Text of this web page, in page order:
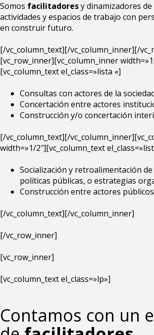
Somos facilitadoresy dinamizadores
actividades y espacios de trabajo con
en construir futuro.
[/vc_column_text][/vc_column_inner][/
[vc_row_inner][vc_column_inner
[vc_column_text el_class=»lista «]
Consultas con actores de la
Concertación entre actores
Construcción y/o concertación
[/vc_column_text][/
width=»1/2″][vc_column_text
Socialización y retroalimentación
políticas públicas, o estrategias
Construcción entre actores
[/vc_column_text][/vc_column_inner]
[/vc_row_inner]
[vc_row_inner]
[vc_column_text el_class=»lp»]
Contamos con un